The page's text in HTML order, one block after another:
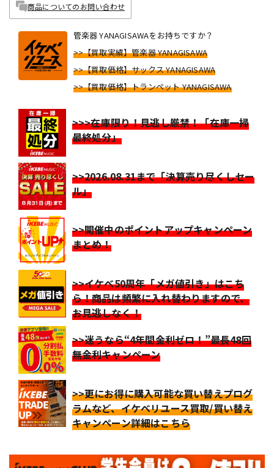
商品についてのお問い合わせ
管楽器 YANAGISAWAをお持ちですか？
>>【買取実績】管楽器 YANAGISAWA
>>【買取価格】サックス YANAGISAWA
>>【買取価格】トランペット YANAGISAWA
>>>在庫限り！見逃し厳禁！「在庫一掃
最終処分」
>>2026.08.31まで「決算売り尽くしセー
ル」
>>開催中のポイントアップキャンペーン
まとめ！
>>イケベ50周年「メガ値引き」はこち
ら！商品は頻繁に入れ替わりますので、
お見逃しなく！
>>迷うなら“4年間金利ゼロ！”最長48回
無金利キャンペーン
>>更にお得に購入可能な買い替えプログ
ラムなど、イケベリユース買取/買い替え
キャンペーン詳細はこちら